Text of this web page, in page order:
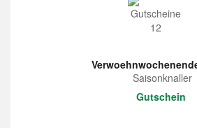
Saisonknaller
Gutschein